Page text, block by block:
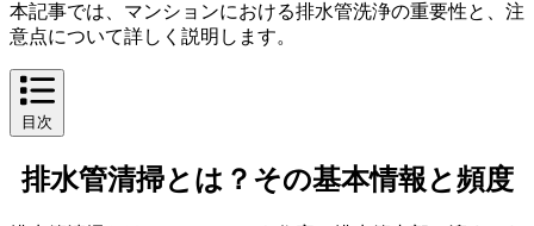
本記事では、マンションにおける排水管洗浄の重要性と、注
意点について詳しく説明します。
目次
排水管清掃とは？その基本情報と頻度
排水管清掃とは？その基本情報と頻度